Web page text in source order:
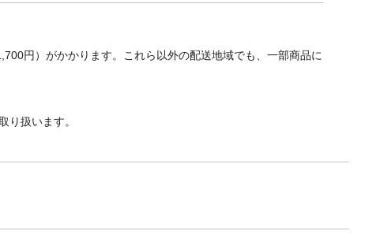
円）がかかります。これら以外の配送地域でも、一部商品に
り扱います。